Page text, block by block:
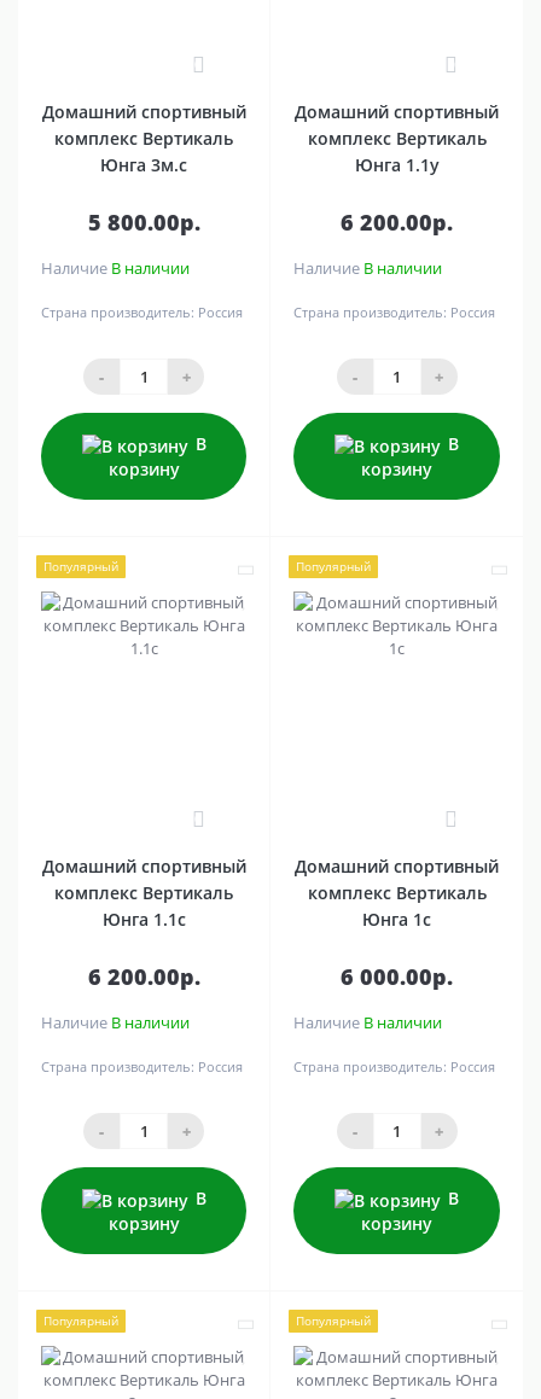
Домашний спортивный
комплекс Вертикаль
Юнга 3м.с
5 800.00р.
Наличие В наличии
Страна производитель: Россия
- +
В
корзину
Домашний спортивный
комплекс Вертикаль
Юнга 1.1y
6 200.00р.
Наличие В наличии
Страна производитель: Россия
- +
В
корзину
Популярный
Домашний спортивный
комплекс Вертикаль
Юнга 1.1с
6 200.00р.
Наличие В наличии
Страна производитель: Россия
- +
В
корзину
Популярный
Домашний спортивный
комплекс Вертикаль
Юнга 1с
6 000.00р.
Наличие В наличии
Страна производитель: Россия
- +
В
корзину
Популярный Популярный